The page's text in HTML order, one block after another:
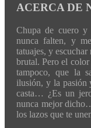
ACERCA DE
Chupa de cuero y
nunca falten, y
tatuajes, y
brutal. Pero el
tampoco, que la
ilusión, y la pasión
casta… ¿Es un
nunca mejor
los lazos que te